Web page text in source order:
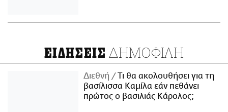
ΕΙΔΗΣΕΙΣ ΔΗΜΟΦΙΛΗ
Διεθνή
Τι θα ακολουθήσει για τη
βασίλισσα Καμίλα εάν πεθάνει
πρώτος ο βασιλιάς Κάρολος;